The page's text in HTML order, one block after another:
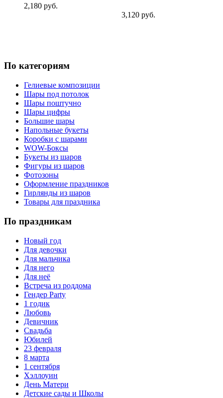
2,180 руб.
3,120 руб.
По категориям
Гелиевые композиции
Шары под потолок
Шары поштучно
Шары цифры
Большие шары
Напольные букеты
Коробки с шарами
WOW-Боксы
Букеты из шаров
Фигуры из шаров
Фотозоны
Оформление праздников
Гирлянды из шаров
Товары для праздника
По праздникам
Новый год
Для девочки
Для мальчика
Для него
Для неё
Встреча из роддома
Гендер Party
1 годик
Любовь
Девичник
Свадьба
Юбилей
23 февраля
8 марта
1 сентября
Хэллоуин
День Матери
Детские сады и Школы